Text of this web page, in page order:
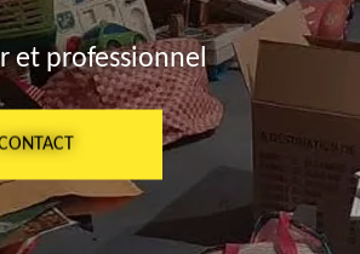
et professionnel